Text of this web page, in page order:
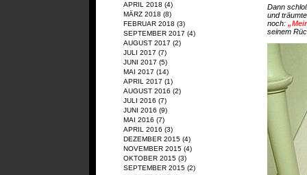
APRIL 2018 (4)
MÄRZ 2018 (8)
FEBRUAR 2018 (3)
SEPTEMBER 2017 (4)
AUGUST 2017 (2)
JULI 2017 (7)
JUNI 2017 (5)
MAI 2017 (14)
APRIL 2017 (1)
AUGUST 2016 (2)
JULI 2016 (7)
JUNI 2016 (9)
MAI 2016 (7)
APRIL 2016 (3)
DEZEMBER 2015 (4)
NOVEMBER 2015 (4)
OKTOBER 2015 (3)
SEPTEMBER 2015 (2)
Dann
und
noch:
seinem